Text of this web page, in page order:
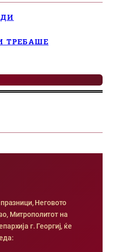
ТРЕБАШЕ
Неговото
Митрополитот на
г. Георгиј, ќе